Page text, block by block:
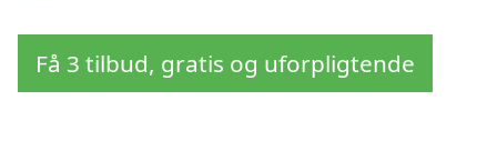
Få 3 tilbud, gratis og uforpligtende